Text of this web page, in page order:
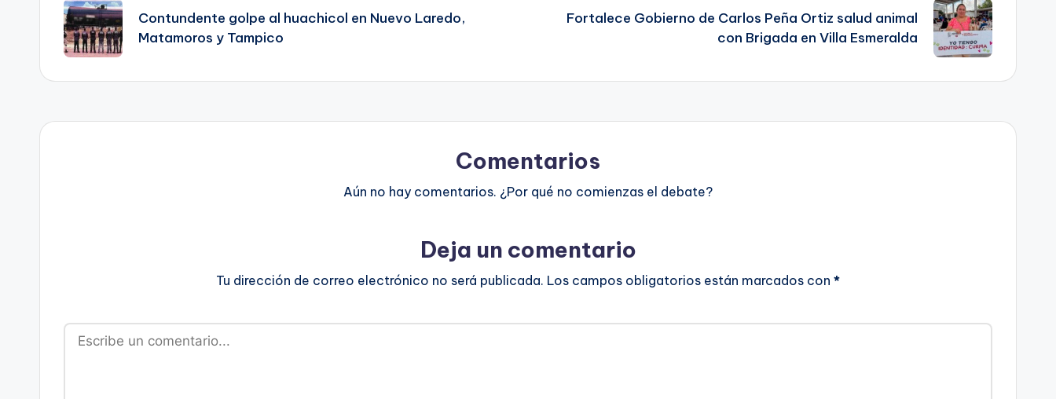
de
entradas
Contundente golpe al huachicol en Nuevo Laredo,
Matamoros y Tampico
Fortalece Gobierno de Carlos Peña Ortiz salud animal
con Brigada en Villa Esmeralda
Comentarios
Aún no hay comentarios. ¿Por qué no comienzas el debate?
Deja un comentario
Tu dirección de correo electrónico no será publicada. Los campos obligatorios están marcados con *